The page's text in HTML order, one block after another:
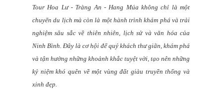
Tour Hoa Lư - Tràng An - Hang Múa không chỉ là một
chuyến du lịch mà còn là một hành trình khám phá và trải
nghiệm sâu sắc về thiên nhiên, lịch sử và văn hóa của
Ninh Bình. Đây là cơ hội để quý khách thư giãn, khám phá
và tận hưởng những khoảnh khắc tuyệt vời, tạo nên những
kỷ niệm khó quên về một vùng đất giàu truyền thống và
xinh đẹp.